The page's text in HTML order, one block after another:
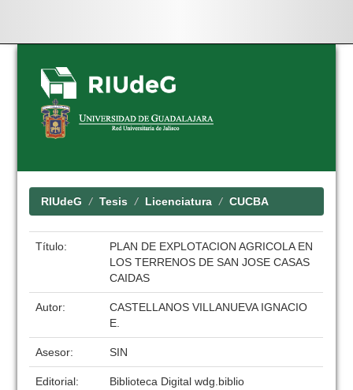
Skip
navigation
RIUdeG Tesis Licenciatura CUCBA
Título:
PLAN DE EXPLOTACION AGRICOLA EN
LOS TERRENOS DE SAN JOSE CASAS
CAIDAS
Autor:
CASTELLANOS VILLANUEVA IGNACIO
E.
Asesor: SIN
Editorial:
Biblioteca Digital wdg.biblio